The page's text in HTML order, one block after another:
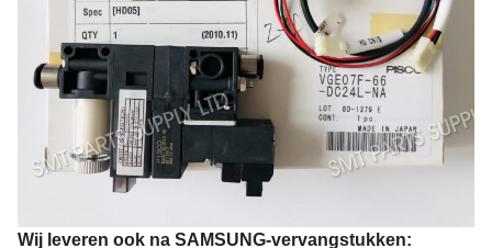
Wij leveren ook na SAMSUNG-vervangstukken: